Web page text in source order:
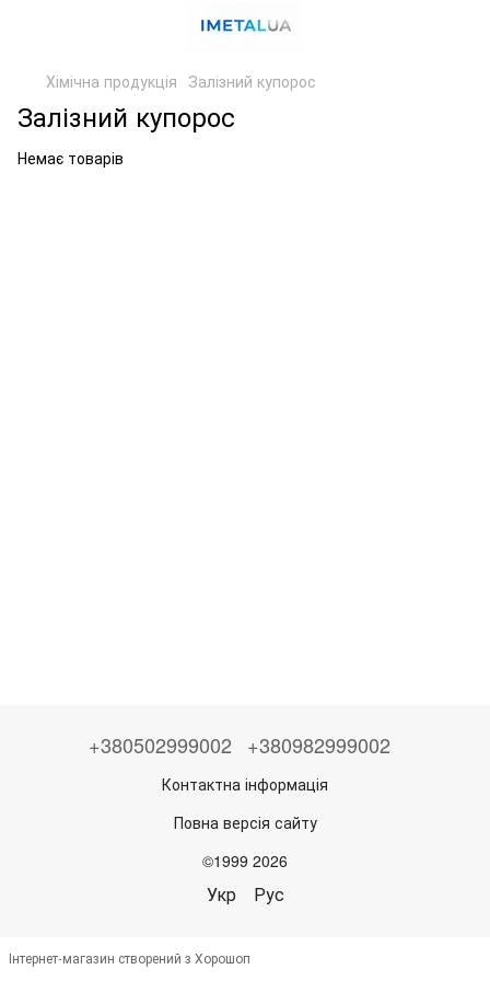
Хімічна продукція Залізний купорос
Залізний купорос
Немає товарів
+380502999002 +380982999002
Контактна інформація
Повна версія сайту
©1999 2026
Укр Рус
Інтернет-магазин створений з Хорошоп